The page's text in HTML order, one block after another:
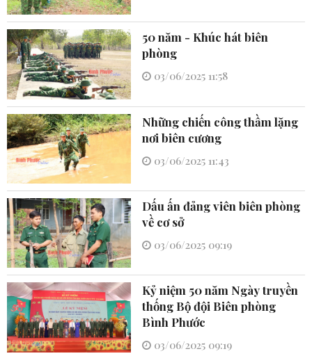
50 năm - Khúc hát biên
phòng
03/06/2025 11:58
Những chiến công thầm lặng
nơi biên cương
03/06/2025 11:43
Dấu ấn đảng viên biên phòng
về cơ sở
03/06/2025 09:19
Kỷ niệm 50 năm Ngày truyền
thống Bộ đội Biên phòng
Bình Phước
03/06/2025 09:19